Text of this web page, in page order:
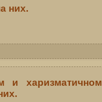
них.
и харизматичном